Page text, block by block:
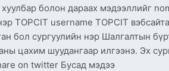
болон дараах мэдээллийг
TOPCIT username TOPCIT
бол сургуулийн нэр Шалгалтын
цахим шуудангаар илгээнэ. Эх
on twitter Бусад мэдээ